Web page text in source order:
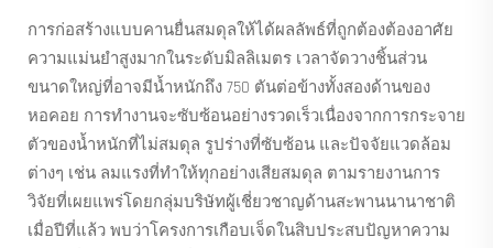
การก่อสร้างแบบคานยื่นสมดุลให้ได้ผลลัพธ์ที่ถูกต้องต้องอาศัย
ความแม่นยำสูงมากในระดับมิลลิเมตร เวลาจัดวางชิ้นส่วน
ขนาดใหญ่ที่อาจมีน้ำหนักถึง 750 ตันต่อข้างทั้งสองด้านของ
หอคอย การทำงานจะซับซ้อนอย่างรวดเร็วเนื่องจากการกระจาย
ตัวของน้ำหนักที่ไม่สมดุล รูปร่างที่ซับซ้อน และปัจจัยแวดล้อม
ต่างๆ เช่น ลมแรงที่ทำให้ทุกอย่างเสียสมดุล ตามรายงานการ
วิจัยที่เผยแพร่โดยกลุ่มบริษัทผู้เชี่ยวชาญด้านสะพานนานาชาติ
เมื่อปีที่แล้ว พบว่าโครงการเกือบเจ็ดในสิบประสบปัญหาความ